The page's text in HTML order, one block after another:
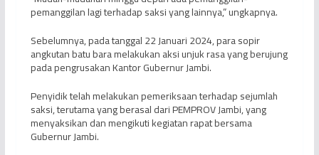
pemanggilan lagi terhadap saksi yang lainnya,” ungkapnya.
Sebelumnya, pada tanggal 22 Januari 2024, para sopir
angkutan batu bara melakukan aksi unjuk rasa yang berujung
pada pengrusakan Kantor Gubernur Jambi.
Penyidik telah melakukan pemeriksaan terhadap sejumlah
saksi, terutama yang berasal dari PEMPROV Jambi, yang
menyaksikan dan mengikuti kegiatan rapat bersama
Gubernur Jambi.